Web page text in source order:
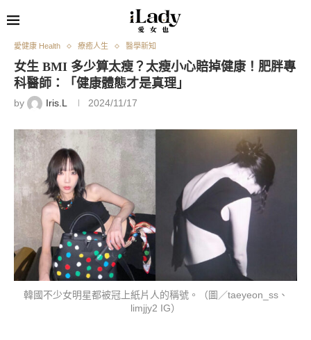
愛健康 Health 療癒人生 醫學新知
女生 BMI 多少算太瘦？太瘦小心賠掉健康！肥胖專
科醫師：「健康體態才是真理」
by Iris.L 2024/11/17
韓國不少女明星都被冠上紙片人的稱號。（圖／taeyeon_ss、
limjjy2 IG）